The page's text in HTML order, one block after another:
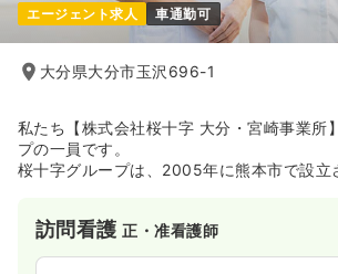
エージェント求人 車通勤可
大分県大分市玉沢696-1
私たち【株式会社桜十字 大分・宮崎事業所
プの一員です。
桜十字グループは、2005年に熊本市で設立
業などを展開し、「人生100年時代の生き
に、身体の健康だけでなく心や生活の質の
訪問看護正・准看護師